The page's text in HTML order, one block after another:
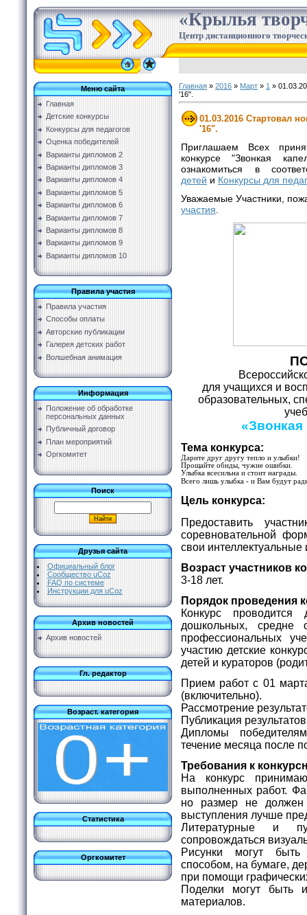
«Крылья
Центр дистанционного
Меню сайта
Главная
Детские конкурсы
Конкурсы для педагогов
Оценка победителей
Варианты дипломов 2
Варианты дипломов 3
Варианты дипломов 4
Варианты дипломов 5
Варианты дипломов 6
Варианты дипломов 7
Варианты дипломов 8
Варианты дипломов 9
Варианты дипломов 10
Правила участия
Правила участия
Способы оплаты
Авторские публикации
Галерея детских работ
Волшебная анимация
Информация
Положение об обработке
персональных данных
Публичный договор
План мероприятий
Оргкомитет
Поиск
Друзья сайта
Официальный блог
Сообщество uCoz
FAQ по системе
Инструкции для uCoz
Архив новостей
Архив новостей
Гл. редактор
Возраст. категория
Статистика
Оргкомитет
Главная » 2016 » Март » 1 »
'16".
01.03.2016 Стартовал
'16".
Приглашаем Всех
конкурсе "Звонкая
ознакомиться в
детей и Конкурсы для
Уважаемые Участники,
участия
для учащихся и
образовательных,
Тема конкурса:
Дарите друг другу тепло и улыбки!
Прощайте обиды, чужие ошибки.
Улыбка всесильна и стоит награды.
Всего лишь улыбка - и Вам будут
Цель конкурса:
Предоставить
соревновательной
свои интеллектуальные
Возраст участников
3-18 лет.
Порядок проведения
Конкурс
дошкольных, средне
профессиональных
участию детские
детей и кураторов
Прием работ с 01
(включительно).
Рассмотрение
Публикация
Дипломы
течение месяца после
Требования к
На конкурс
выполненных работ.
но размер не
выступления лучше
Литературные и
сопровождаться
Рисунки могут
способом, на бумаге,
при помощи
Поделки могут быть
материалов.